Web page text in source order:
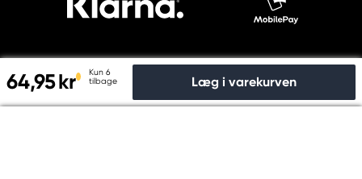
64,95 kr
Kun 6
tilbage
Læg i varekurven